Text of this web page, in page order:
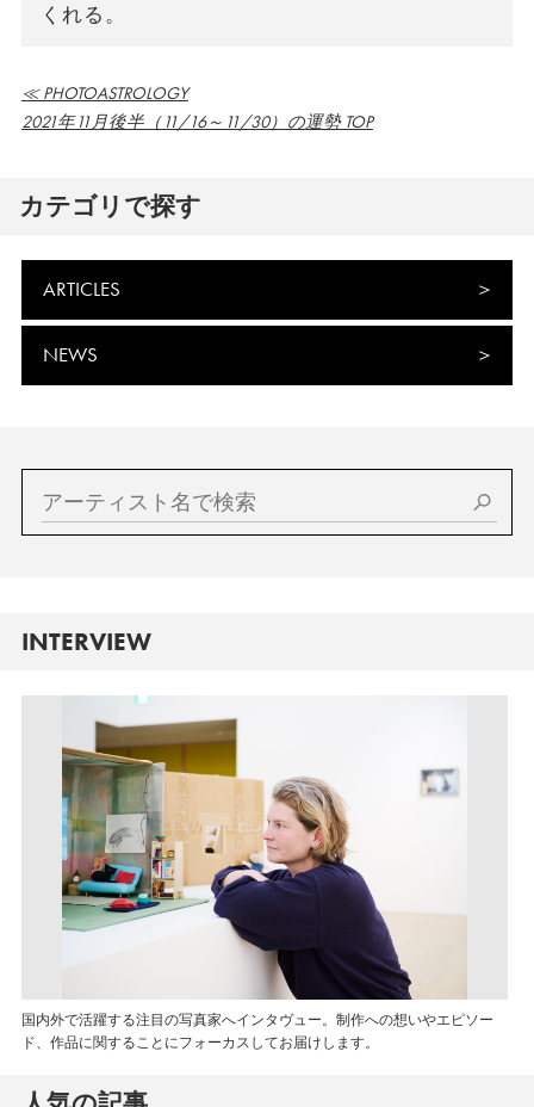
くれる。
≪ PHOTOASTROLOGY
2021年11月後半（11/16～11/30）の運勢 TOP
カテゴリで探す
ARTICLES
NEWS
INTERVIEW
国内外で活躍する注目の写真家へインタヴュー。制作への想いやエピソー
ド、作品に関することにフォーカスしてお届けします。